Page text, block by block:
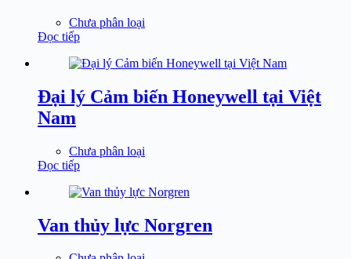
Chưa phân loại
Đọc tiếp
Đại lý Cảm biến Honeywell tại Việt
Nam
Chưa phân loại
Đọc tiếp
Van thủy lực Norgren